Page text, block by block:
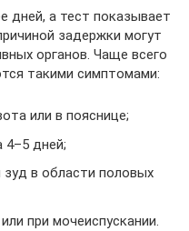
дней, а тест показывает
задержки могут
органов. Чаще всего
такими симптомами:
или в пояснице;
4–5 дней;
в области половых
при мочеиспускании.